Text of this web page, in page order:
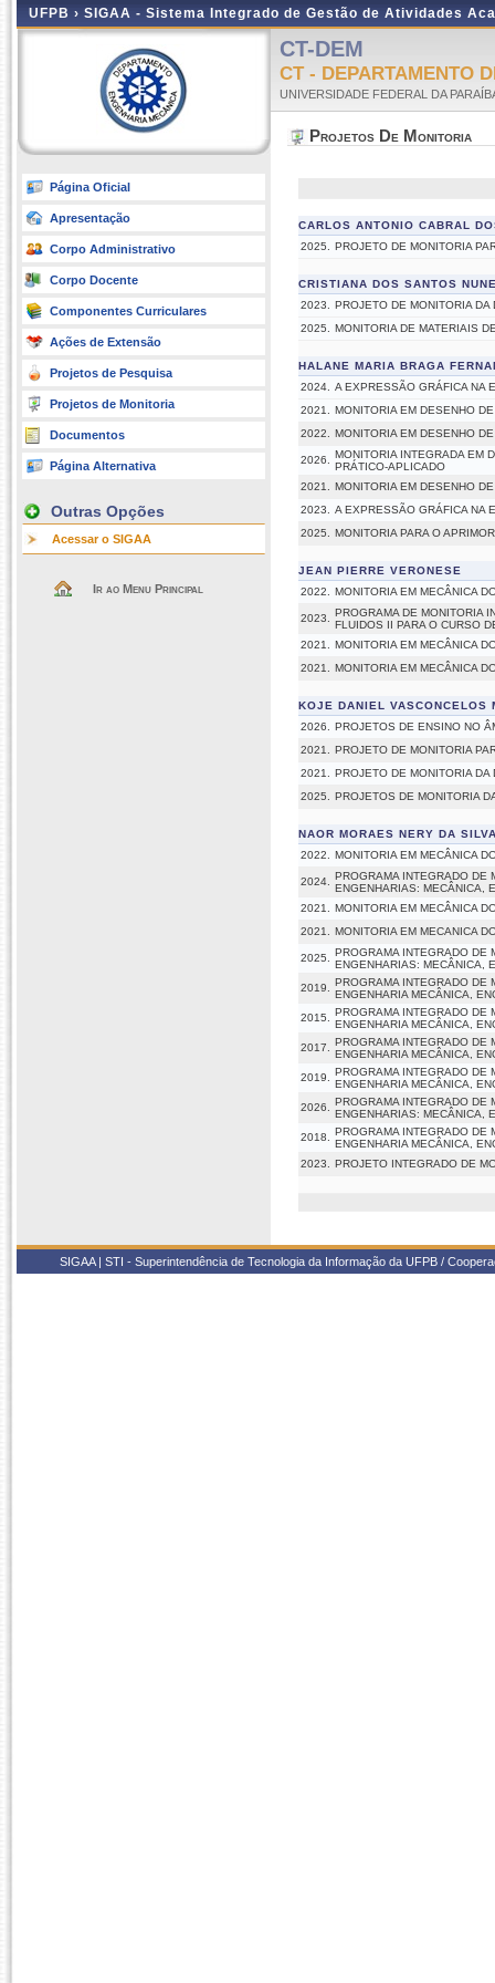
UFPB › SIGAA - Sistema Integrado de Gestão de Atividades
Página Oficial
Apresentação
Corpo Administrativo
Corpo Docente
Componentes Curriculares
Ações de Extensão
Projetos de Pesquisa
Projetos de Monitoria
Documentos
Página Alternativa
Outras Opções
Acessar o SIGAA
Ir ao Menu Principal
CT-DEM
CT - DEPARTAMENTO
UNIVERSIDADE FEDERAL DA
Projetos De Monitoria
CARLOS ANTONIO CABRAL
2025.
PROJETO DE MONITORIA
CRISTIANA DOS SANTOS
2023.
PROJETO DE MONITORIA
2025.
MONITORIA DE MATERIAIS
HALANE MARIA BRAGA
2024.
A EXPRESSÃO GRÁFICA NA
2021.
MONITORIA EM DESENHO
2022.
MONITORIA EM DESENHO
2026.
MONITORIA INTEGRADA EM
PRÁTICO-APLICADO
2021.
MONITORIA EM DESENHO
2023.
A EXPRESSÃO GRÁFICA NA
2025.
MONITORIA PARA O
JEAN PIERRE VERONESE
2022.
MONITORIA EM MECÂNICA
2023.
PROGRAMA DE MONITORIA
FLUIDOS II PARA O CURSO
2021.
MONITORIA EM MECÂNICA
2021.
MONITORIA EM MECÂNICA
KOJE DANIEL VASCONCELOS
2026.
PROJETOS DE ENSINO NO
2021.
PROJETO DE MONITORIA
2021.
PROJETO DE MONITORIA
2025.
PROJETOS DE MONITORIA
NAOR MORAES NERY DA
2022.
MONITORIA EM MECÂNICA
2024.
PROGRAMA INTEGRADO DE
ENGENHARIAS: MECÂNICA,
2021.
MONITORIA EM MECÂNICA
2021.
MONITORIA EM MECANICA
2025.
PROGRAMA INTEGRADO DE
ENGENHARIAS: MECÂNICA,
2019.
PROGRAMA INTEGRADO DE
ENGENHARIA MECÂNICA,
2015.
PROGRAMA INTEGRADO DE
ENGENHARIA MECÂNICA,
2017.
PROGRAMA INTEGRADO DE
ENGENHARIA MECÂNICA,
2019.
PROGRAMA INTEGRADO DE
ENGENHARIA MECÂNICA,
2026.
PROGRAMA INTEGRADO DE
ENGENHARIAS: MECÂNICA,
2018.
PROGRAMA INTEGRADO DE
ENGENHARIA MECÂNICA,
2023.
PROJETO INTEGRADO DE
SIGAA | STI - Superintendência de Tecnologia da Informação da UFPB /